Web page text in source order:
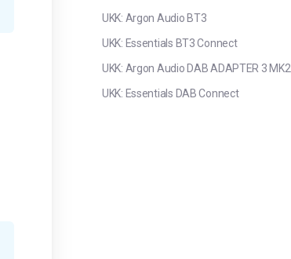
UKK: Argon Audio BT3
UKK: Essentials BT3 Connect
UKK: Argon Audio DAB ADAPTER 3 MK2
UKK: Essentials DAB Connect